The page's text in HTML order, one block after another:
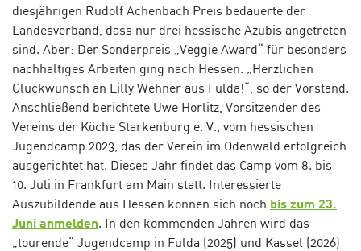
diesjährigen Rudolf Achenbach Preis bedauerte der
Landesverband, dass nur drei hessische Azubis angetreten
sind. Aber: Der Sonderpreis „Veggie Award“ für besonders
nachhaltiges Arbeiten ging nach Hessen. „Herzlichen
Glückwunsch an Lilly Wehner aus Fulda!“, so der Vorstand.
Anschließend berichtete Uwe Horlitz, Vorsitzender des
Vereins der Köche Starkenburg e. V., vom hessischen
Jugendcamp 2023, das der Verein im Odenwald erfolgreich
ausgerichtet hat. Dieses Jahr findet das Camp vom 8. bis
10. Juli in Frankfurt am Main statt. Interessierte
Auszubildende aus Hessen können sich noch bis zum 23.
Juni anmelden. In den kommenden Jahren wird das
„tourende“ Jugendcamp in Fulda (2025) und Kassel (2026)